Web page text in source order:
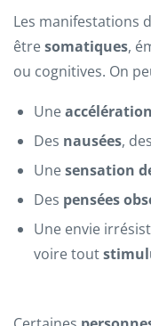
Les manifestations
êtresomatiques,
ou cognitives. On
Une
Des nausées, des
Unesensation
Des pensées
Une envie
voire tout